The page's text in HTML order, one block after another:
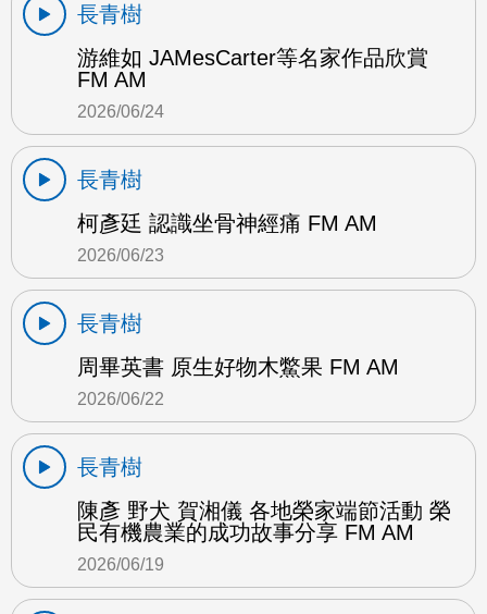
長青樹
游維如 JAMesCarter等名家作品欣賞
FM AM
2026/06/24
長青樹
柯彥廷 認識坐骨神經痛 FM AM
2026/06/23
長青樹
周畢英書 原生好物木鱉果 FM AM
2026/06/22
長青樹
陳彥 野犬 賀湘儀 各地榮家端節活動 榮
民有機農業的成功故事分享 FM AM
2026/06/19